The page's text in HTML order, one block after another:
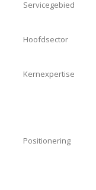
Servicegebied
Hoofdsector
Kernexpertise
Positionering